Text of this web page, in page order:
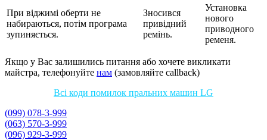
При віджимі оберти не
набираються, потім програма
зупиняється.
Зносився
привідний
ремінь.
Установка
нового
приводного
ременя.
Якщо у Вас залишились питання або хочете викликати
майстра, телефонуйте нам (замовляйте callback)
Всі коди помилок пральних машин LG
(099) 078-3-999
(063) 570-3-999
(096) 929-3-999